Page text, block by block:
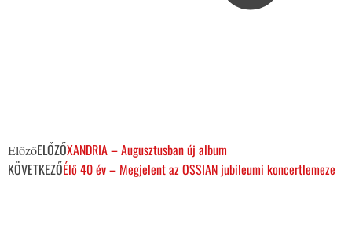
ElőzőELŐZŐXANDRIA – Augusztusban új album
KÖVETKEZŐÉlő 40 év – Megjelent az OSSIAN jubileumi koncertlemeze